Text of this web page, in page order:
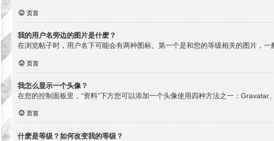
页首
我的用户名旁边的图片是什麽？
在浏览帖子时，用户名下可能会有两种图标。第一个是和您的等级相关的图片，
页首
我怎么显示一个头像？
在您的控制面板里，“资料”下方您可以添加一个头像使用四种方法之一：
页首
什麽是等级？如何改变我的等级？